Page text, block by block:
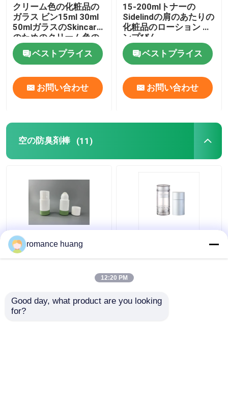
クリーム色の化粧品の
ガラス ビン15ml 30ml
50mlガラスのSkincare
のためのクリーム色の
瓶の化粧品
ベストプライス
お問い合わせ
15-200mlトナーの
Sidelindの肩のあたりの
化粧品のローション ポ
ンプびん
ベストプライス
お問い合わせ
空の防臭剤棒 (11)
ボディ香油のための棒
の管の上の詰め替え式
ワックスの固体クリー
粧品の包装のねじれ
romance huang
12:20 PM
Good day, what product are you looking
for?